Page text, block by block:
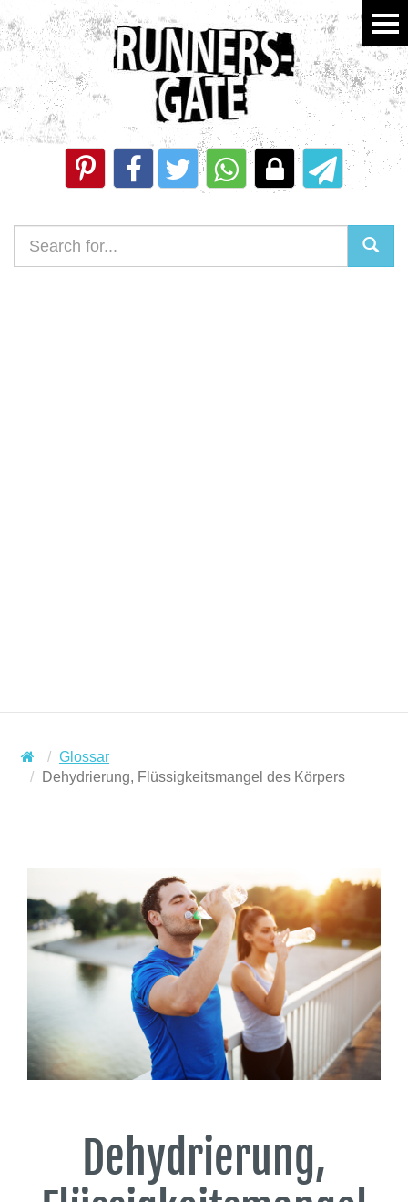
Glossar
Dehydrierung, Flüssigkeitsmangel des Körpers
Dehydrierung,